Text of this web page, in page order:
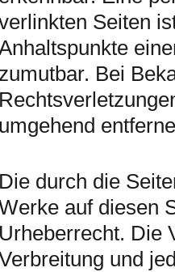
Seiten
zumutbar. Bei
umgehend
Die durch die
auf diesen
Urheberrecht. Die
und